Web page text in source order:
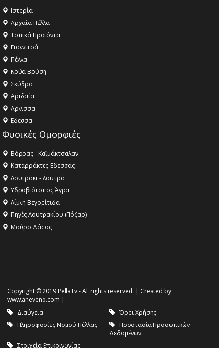
Ιστορία
Αρχαία Πέλλα
Τοπικά Προϊόντα
Γιαννιτσά
Πέλλα
Κρύα Βρύση
Σκύδρα
Αριδαία
Aρνισσα
Eδεσσα
Φυσικές Ομορφιές
Βόρρας - Καϊμάκτσαλαν
Καταρράκτες Έδεσσας
Λουτράκι - Λουτρά
Υδροβιότοπος Άγρα
Λίμνη Βεγορίτιδα
Πηγές Λουτρακίου (Πόζαρ)
Μαύρο Δάσος
Copyright © 2019 PellaTv - All rights reserved. | Created by
www.aneveno.com |
Διαύγεια
Όροι Χρήσης
Πληροφορίες Νομού Πέλλας
Προστασία Προσωπικών
Δεδομένων
Στοιχεία Επικοινωνίας